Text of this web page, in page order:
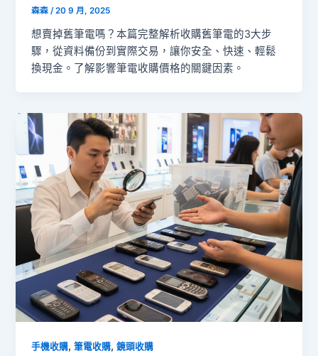
森森/20 9 月, 2025
想賣掉舊筆電嗎？本篇完整解析收購舊筆電的3大步
驟，從資料備份到實際交易，讓你安全、快速、輕鬆
換現金。了解影響筆電收購價格的關鍵因素。
手機收購,筆電收購,鏡頭收購